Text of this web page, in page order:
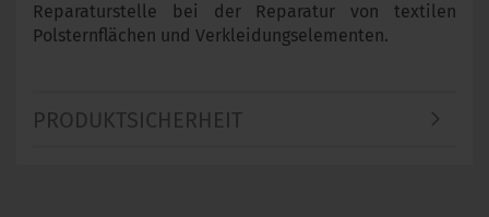
Reparaturstelle bei der Reparatur von textilen
Polsternflächen und Verkleidungselementen.
PRODUKTSICHERHEIT